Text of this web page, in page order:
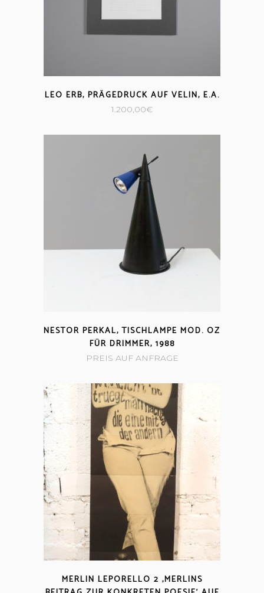
LEO ERB, PRÄGEDRUCK AUF VELIN, E.A.
1.200,00€
NESTOR PERKAL, TISCHLAMPE MOD. OZ
FÜR DRIMMER, 1988
PREIS AUF ANFRAGE
MERLIN LEPORELLO 2 ‚MERLINS